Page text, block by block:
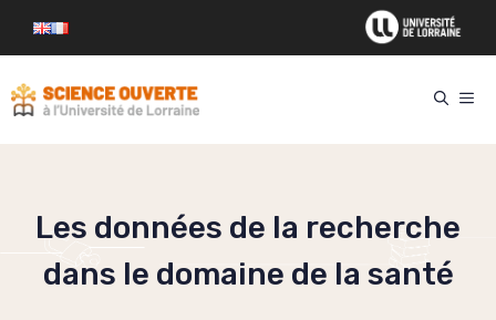
Les données de la recherche
dans le domaine de la santé